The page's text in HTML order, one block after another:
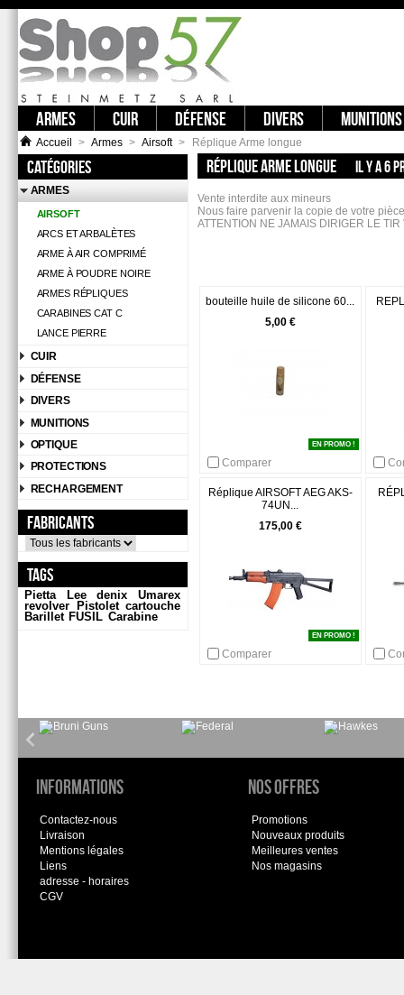
ARMES CUIR DÉFENSE DIVERS MUNITIONS
Catégories
ARMES
AIRSOFT
ARCS ET ARBALÈTES
ARME À AIR COMPRIMÉ
ARME À POUDRE NOIRE
ARMES RÉPLIQUES
CARABINES CAT C
LANCE PIERRE
CUIR
DÉFENSE
DIVERS
MUNITIONS
OPTIQUE
PROTECTIONS
RECHARGEMENT
Fabricants
Tags
Pietta Lee denix
Umarex
revolver
Pistolet cartouche
Barillet FUSIL Carabine
Accueil > Armes > Airsoft > Réplique Arme longue
RÉPLIQUE ARME LONGUE Il y a 6
Vente interdite aux mineurs
Nous faire parvenir la copie de votre
ATTENTION NE JAMAIS DIRIGER LE
bouteille huile de silicone 60...
5,00 €
EN PROMO !
Comparer
Réplique AIRSOFT AEG AKS-
74UN...
175,00 €
EN PROMO !
Comparer
Informations
Contactez-nous
Livraison
Mentions légales
Liens
adresse - horaires
CGV
Nos offres
Promotions
Nouveaux produits
Meilleures ventes
Nos magasins